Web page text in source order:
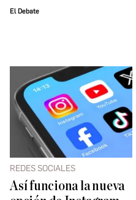
El Debate
REDES SOCIALES
Así funciona la nueva